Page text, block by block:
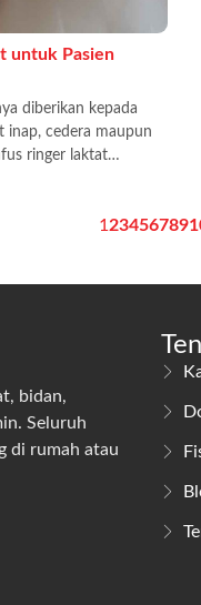
untuk Pasien
diberikan kepada
inap, cedera maupun
ringer laktat…
1 23456789
bidan,
Seluruh
di rumah atau